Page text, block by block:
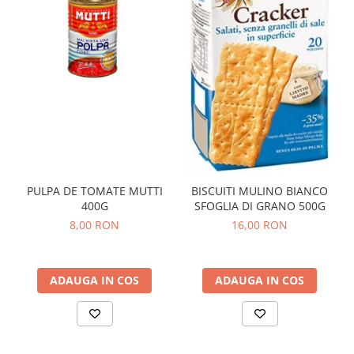
PULPA DE TOMATE MUTTI
400G
8,00 RON
ADAUGA IN COS
BISCUITI MULINO BIANCO
SFOGLIA DI GRANO 500G
16,00 RON
ADAUGA IN COS